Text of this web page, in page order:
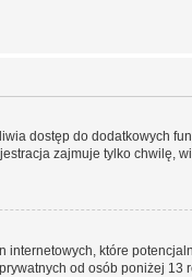
dostęp do dodatkowych
zajmuje tylko chwilę,
internetowych, które
od osób poniżej 13